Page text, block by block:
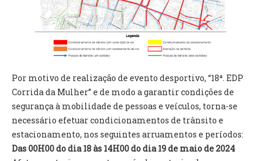
VÍDEOS
CONSTITUIÇÃO
PRESIDENTE
EXECUTIVO E PELOUROS
ASSEMBLEIA DE FREGUESIA
GRAVAÇÕES DAS REUNIÕES PÚBLICAS DO EXECUTIVO
Por motivo de realização de evento desportivo, “18ª. EDP
Corrida da Mulher” e de modo a garantir condições de
segurança à mobilidade de pessoas e veículos, torna-se
necessário efetuar condicionamentos de trânsito e
estacionamento, nos seguintes arruamentos e períodos:
Das 00H00 do dia 18 às 14H00 do dia 19 de maio de 2024